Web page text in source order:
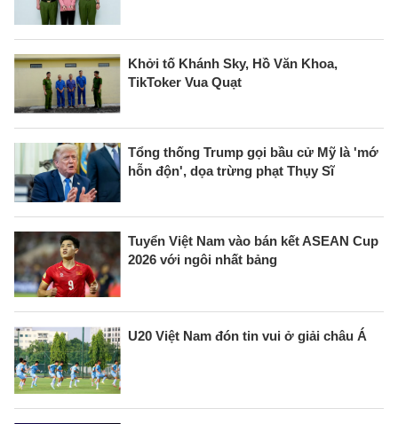
Khởi tố Khánh Sky, Hồ Văn Khoa,
TikToker Vua Quạt
Tổng thống Trump gọi bầu cử Mỹ là 'mớ
hỗn độn', dọa trừng phạt Thụy Sĩ
Tuyển Việt Nam vào bán kết ASEAN Cup
2026 với ngôi nhất bảng
U20 Việt Nam đón tin vui ở giải châu Á